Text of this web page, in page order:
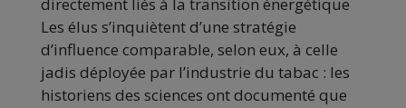
Les élus s’inquiètent d’une stratégie
d’influence comparable, selon eux, à celle
jadis déployée par l’industrie du tabac : les
historiens des sciences ont documenté que